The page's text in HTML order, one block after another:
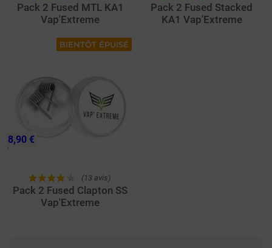
Pack 2 Fused MTL KA1
Vap'Extreme
Pack 2 Fused Stacked
KA1 Vap'Extreme
BIENTÔT ÉPUISÉ
(13 avis)
Pack 2 Fused Clapton SS
Vap'Extreme
8,90 €